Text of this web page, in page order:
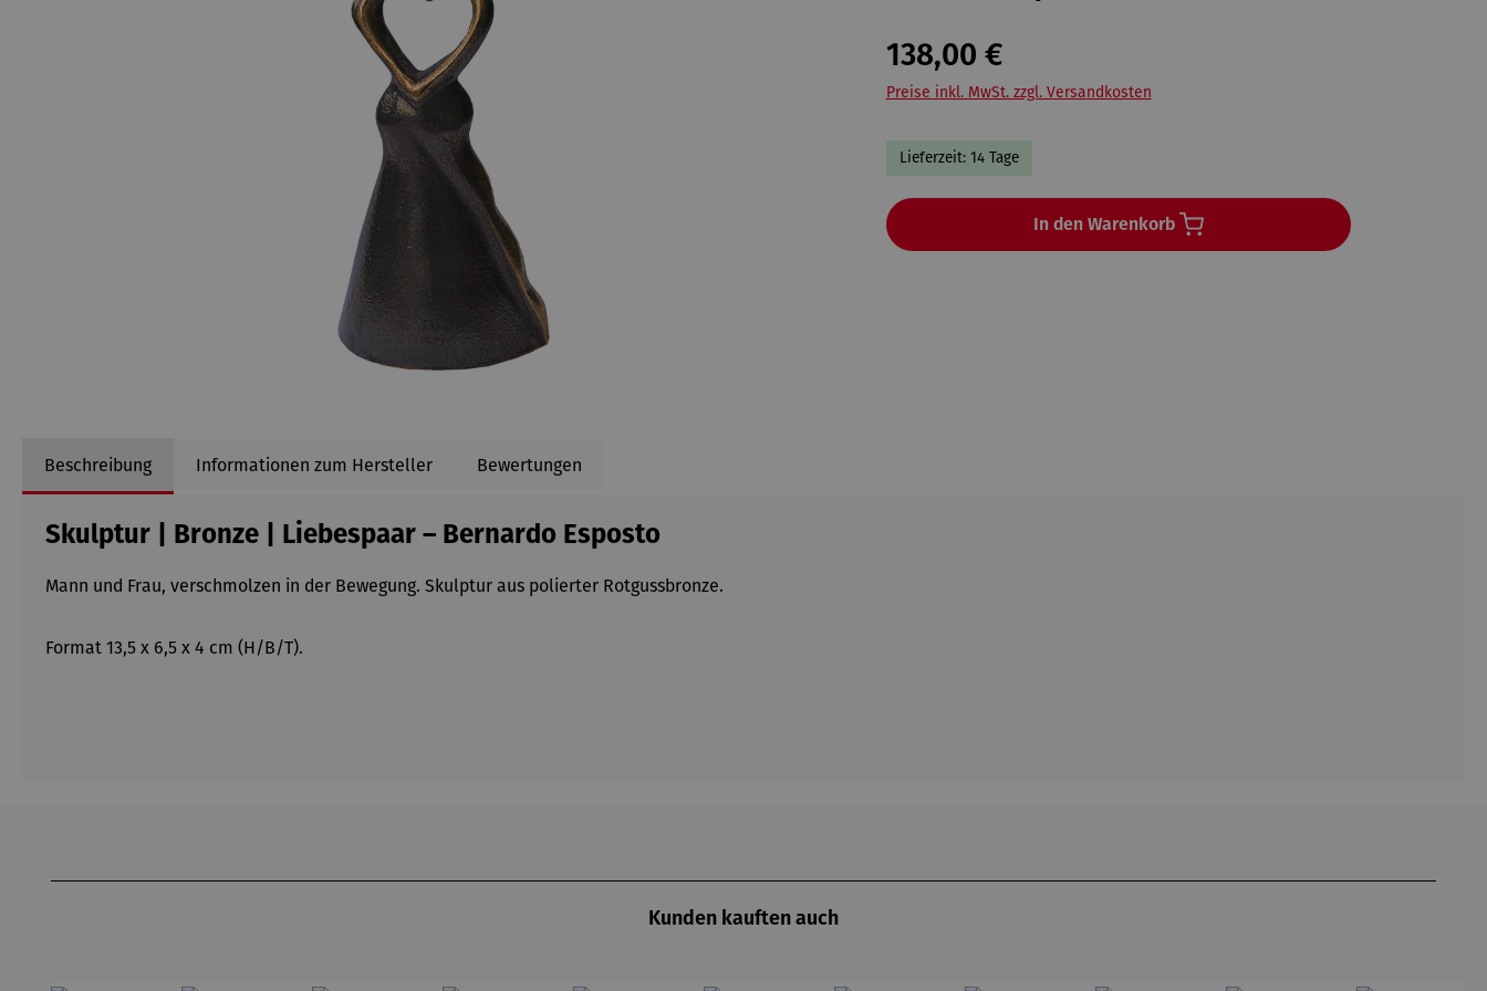
138,00 €
Preise inkl. MwSt. zzgl. Versandkosten
Lieferzeit: 14 Tage
In den Warenkorb
Beschreibung Informationen zum Hersteller Bewertungen
Skulptur | Bronze | Liebespaar – Bernardo Esposto
Mann und Frau, verschmolzen in der Bewegung. Skulptur aus polierter Rotgussbronze.
Format 13,5 x 6,5 x 4 cm (H/B/T).
Kunden kauften auch